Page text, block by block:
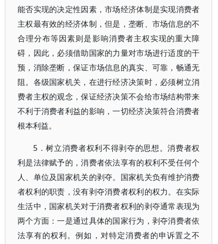
能否实现的决定性因素，市场经济体制是实现消费者
主权最有效的经济体制，但是，垄断、市场信息的不
合理分布等因素则是影响消费者主权实现的重大障
碍，因此，必须借助国家的力量对市场进行适度的干
预，消除垄断，保证市场信息的真实、可靠，畅通无
阻。各级国家机关，在进行经济决策时，必须树立消
费者主权的观念，保证经济决策不会给市场结构带来
不利于消费者利益的影响，一切经济决策符合消费者
根本利益。
5．树立消费者权利不得剥夺的思想。消费者权
利是法律赋予的，消费者依法享有的权利不受任何个
人、单位及国家机关的剥夺。国家机关负有维护消费
者权利的职责，没有剥夺消费者权利的权力。在实际
生活中，国家机关对于消费者权利的剥夺通常表现为
两个方面：一是通过具体的国家行为，剥夺消费者依
法享有的权利。例如，对特定消费者的申诉置之不